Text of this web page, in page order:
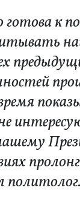
готова к
политолог.